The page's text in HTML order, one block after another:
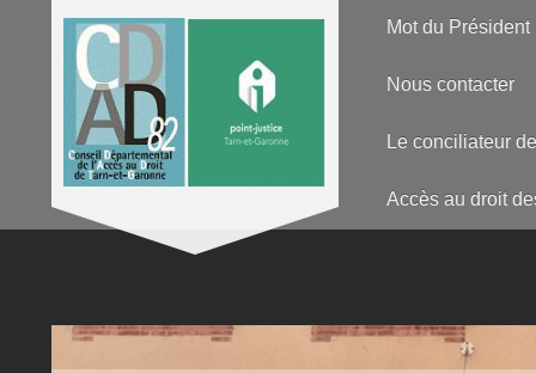
Mot du Président
Nous contacter
Le conciliateur
Accès au droit